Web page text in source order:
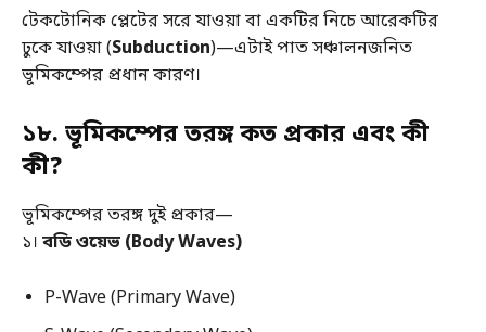
টেকটোনিক প্লেটের সরে যাওয়া বা একটির নিচে আরেকটির
ঢুকে যাওয়া (Subduction)—এটাই পাত সঞ্চালনজনিত
ভূমিকম্পের প্রধান কারণ।
১৮. ভূমিকম্পের তরঙ্গ কত প্রকার এবং কী
কী?
ভূমিকম্পের তরঙ্গ দুই প্রকার—
১। বডি ওয়েভ (Body Waves)
P-Wave (Primary Wave)